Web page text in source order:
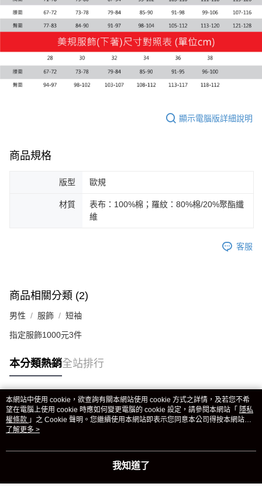
每筆NT$150，滿NT$1,800(含以上)免運費
宅配貨到付款(離島恕不配送)
顯示電腦版詳細說明
商品規格
版型 歐規
材質
表布：100%棉；羅紋：80%棉/20%聚酯纖
維
客服
商品相關分類 (2)
男性 服飾 短袖
指定服飾1000元3件
本分類熱銷全站排行
熱門標籤
本網站中使用 cookie，欲查詢有關本網站使用 cookie 方式之詳情，及若您不希
望在電腦上使用 cookie 時應如何變更電腦的 cookie 設定，請參閱本網站「 隱私
權條款 」之 Cookie 聲明。您繼續使用本網站即表示您同意本公司得按本網站使
用條款之 Cookie 聲明使用 cookie。
了解更多 >
我知道了